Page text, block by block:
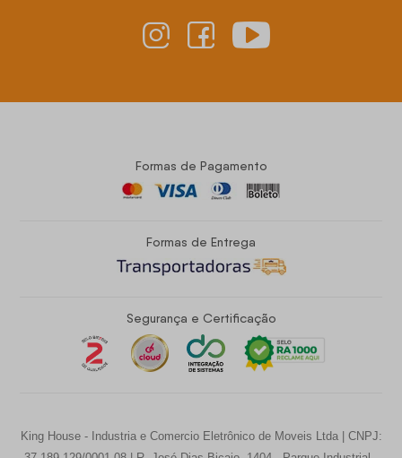
Formas de Pagamento
Formas de Entrega
Segurança e Certificação
King House - Industria e Comercio Eletrônico de Moveis Ltda | CNPJ: